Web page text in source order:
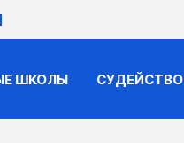
ШКОЛЫ СУДЕЙСТВО